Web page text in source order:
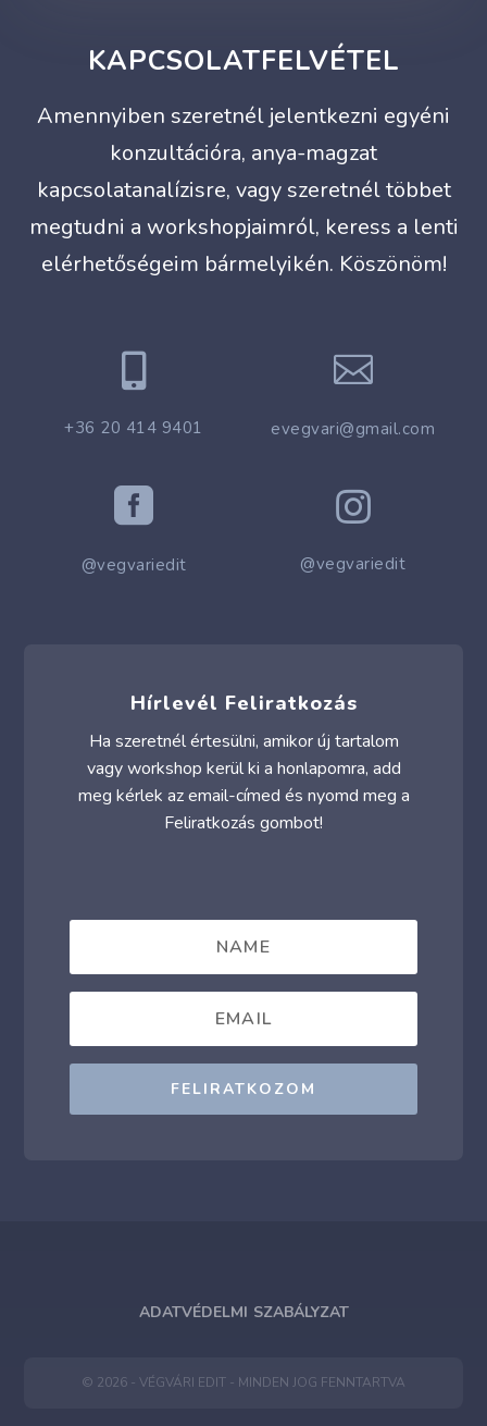
KAPCSOLATFELVÉTEL
Amennyiben szeretnél jelentkezni egyéni
konzultációra, anya-magzat
kapcsolatanalízisre, vagy szeretnél többet
megtudni a workshopjaimról, keress a lenti
elérhetőségeim bármelyikén. Köszönöm!

+36 20 414 9401

evegvari@gmail.com

@vegvariedit

@vegvariedit
Hírlevél Feliratkozás
Ha szeretnél értesülni, amikor új tartalom
vagy workshop kerül ki a honlapomra, add
meg kérlek az email-címed és nyomd meg a
Feliratkozás gombot!
FELIRATKOZOM
ADATVÉDELMI SZABÁLYZAT
© 2026 - VÉGVÁRI EDIT - MINDEN JOG FENNTARTVA